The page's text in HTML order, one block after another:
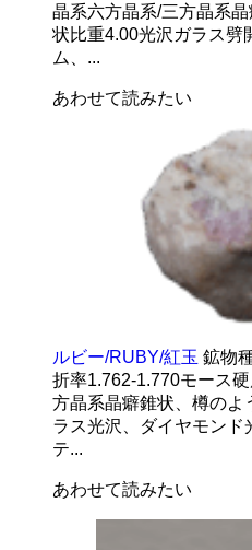
晶系六方晶系/三方晶系
状比重4.00光沢ガラス劈
ム、...
あわせて読みたい
ルビー/RUBY/紅玉 鉱物
折率1.762-1.770モース
方晶系晶癖錐状、樽のよ
ラス光沢、ダイヤモンド
テ...
あわせて読みたい